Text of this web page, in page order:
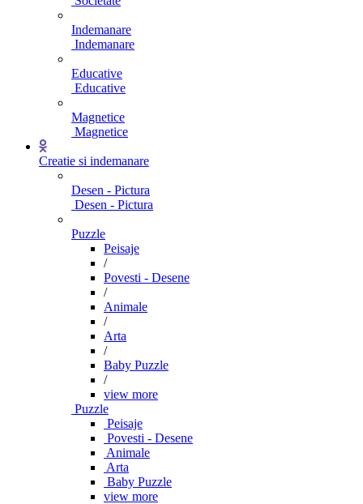
Indemanare
Indemanare
Educative
Educative
Magnetice
Magnetice
Creatie si indemanare
Desen - Pictura
Desen - Pictura
Puzzle
Peisaje
/
Povesti - Desene
/
Animale
/
Arta
/
Baby Puzzle
/
view more
Puzzle
Peisaje
Povesti - Desene
Animale
Arta
Baby Puzzle
view more